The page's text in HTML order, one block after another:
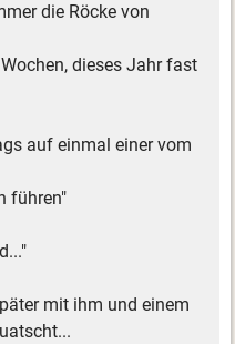
die Röcke von
dieses Jahr fast
auf einmal einer vom
führen"
mit ihm und einem